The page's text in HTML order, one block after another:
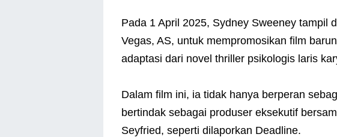
Pada 1 April 2025, Sydney Sweeney tampil
Vegas, AS, untuk mempromosikan film
adaptasi dari novel thriller psikologis laris
Dalam film ini, ia tidak hanya berperan
bertindak sebagai produser eksekutif
Seyfried, seperti dilaporkan Deadline.